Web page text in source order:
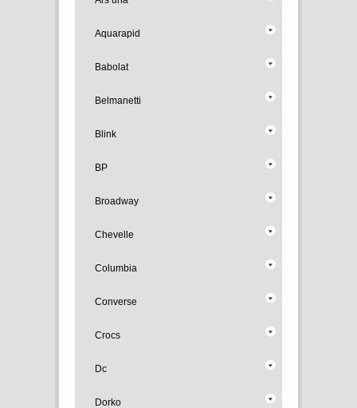
Aquarapid
Babolat
Belmanetti
Blink
BP
Broadway
Chevelle
Columbia
Converse
Crocs
Dc
Dorko